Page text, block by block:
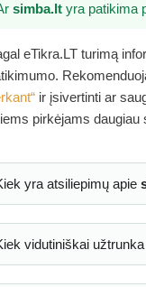
simba.lt yra patikima
eTikra.LT turimą
ir įsivertinti ar
pirkėjams daugiau
yra atsiliepimų apie
vidutiniškai